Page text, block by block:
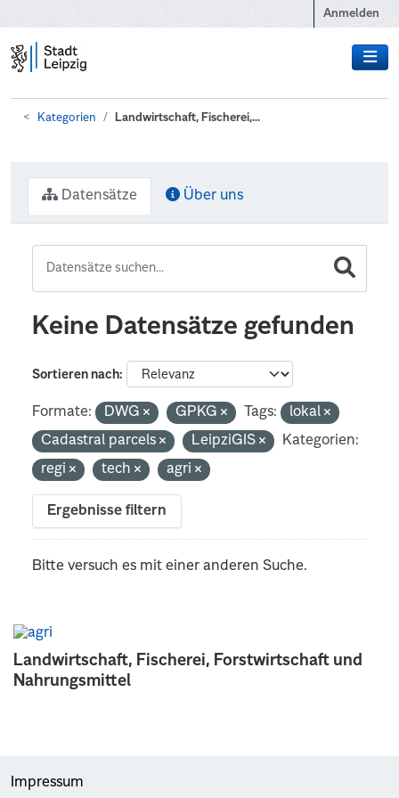
Anmelden
Kategorien Landwirtschaft, Fischerei,...
Landwirtschaft, Fischerei, Forstwirtschaft und
Nahrungsmittel
Datensätze Über uns
Keine Datensätze gefunden
Sortieren nach
Formate: DWG GPKG Tags:
lokal
Cadastral parcels
LeipziGIS
Kategorien:
regi
tech agri
Ergebnisse filtern
Bitte versuch es mit einer anderen Suche.
Impressum